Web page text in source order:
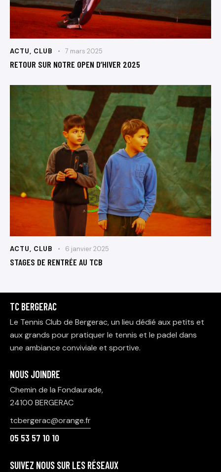
ACTU, CLUB 7 mars 2025
RETOUR SUR NOTRE OPEN D’HIVER 2025
ACTU, CLUB 6 janvier 2025
STAGES DE RENTRÉE AU TCB
TC BERGERAC
Le Tennis Club de Bergerac, un lieu dédié aux petits et
aux grands pour pratiquer le tennis et le padel dans
une ambiance conviviale et sportive.
NOUS JOINDRE
Chemin de la Fondaurade,
24100 BERGERAC
tcbergerac@orange.fr
05 53 57 10 10
SUIVEZ NOUS SUR LES RÉSEAUX